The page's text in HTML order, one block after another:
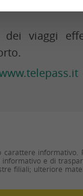
dei viaggi
e di
filiali; ulteriore